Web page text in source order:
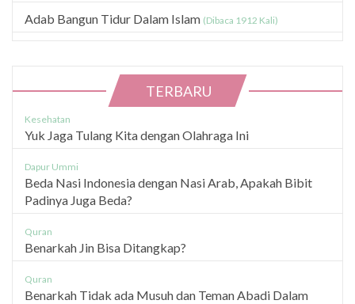
Adab Bangun Tidur Dalam Islam (Dibaca 1912 Kali)
TERBARU
Kesehatan
Yuk Jaga Tulang Kita dengan Olahraga Ini
Dapur Ummi
Beda Nasi Indonesia dengan Nasi Arab, Apakah Bibit
Padinya Juga Beda?
Quran
Benarkah Jin Bisa Ditangkap?
Quran
Benarkah Tidak ada Musuh dan Teman Abadi Dalam